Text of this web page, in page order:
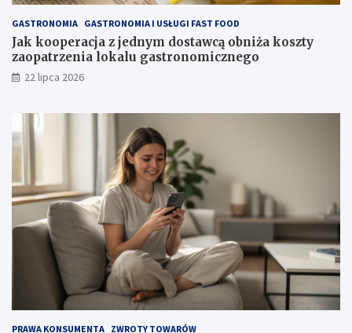
GASTRONOMIA GASTRONOMIA I USŁUGI FAST FOOD
Jak kooperacja z jednym dostawcą obniża koszty
zaopatrzenia lokalu gastronomicznego
22 lipca 2026
PRAWA KONSUMENTA ZWROTY TOWARÓW